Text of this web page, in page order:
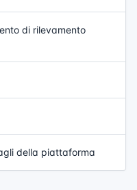
di rilevamento
della piattaforma